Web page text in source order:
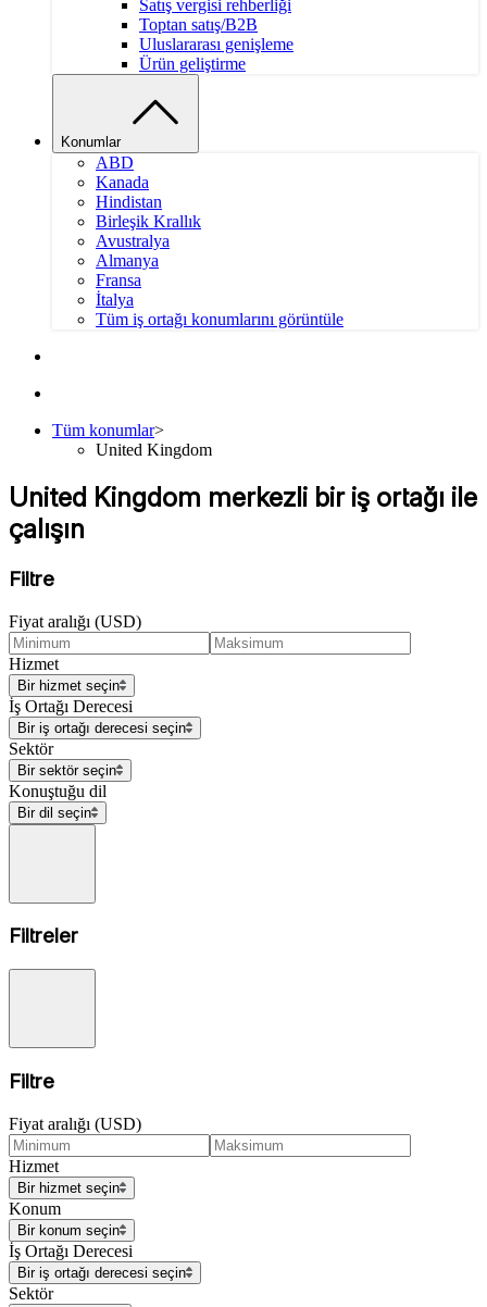
Satış vergisi rehberliği
Toptan satış/B2B
Uluslararası genişleme
Ürün geliştirme
Konumlar
ABD
Kanada
Hindistan
Birleşik Krallık
Avustralya
Almanya
Fransa
İtalya
Tüm iş ortağı konumlarını görüntüle
Tüm konumlar>
United Kingdom
United Kingdom merkezli bir iş ortağı ile
çalışın
Filtre
Fiyat aralığı (USD)
Hizmet
Bir hizmet seçin
İş Ortağı Derecesi
Bir iş ortağı derecesi seçin
Sektör
Bir sektör seçin
Konuştuğu dil
Bir dil seçin
Filtreler
Filtre
Fiyat aralığı (USD)
Hizmet
Bir hizmet seçin
Konum
Bir konum seçin
İş Ortağı Derecesi
Bir iş ortağı derecesi seçin
Sektör